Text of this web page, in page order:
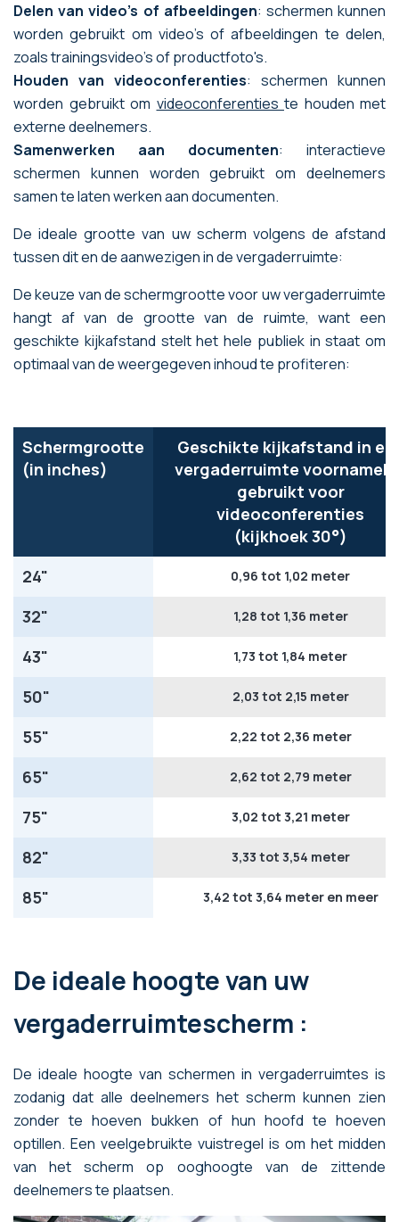
Delen van video's of afbeeldingen: schermen kunnen
worden gebruikt om video's of afbeeldingen te delen,
zoals trainingsvideo's of productfoto's.
Houden van videoconferenties: schermen kunnen
worden gebruikt om videoconferenties te houden met
externe deelnemers.
Samenwerken aan documenten: interactieve
schermen kunnen worden gebruikt om deelnemers
samen te laten werken aan documenten.
De ideale grootte van uw scherm volgens de afstand
tussen dit en de aanwezigen in de vergaderruimte:
De keuze van de schermgrootte voor uw vergaderruimte
hangt af van de grootte van de ruimte, want een
geschikte kijkafstand stelt het hele publiek in staat om
optimaal van de weergegeven inhoud te profiteren:
Schermgrootte
(in inches)
Geschikte kijkafstand in
vergaderruimte
gebruikt voor
videoconferenties
(kijkhoek 30°)
24"
0,96 tot 1,02 meter
32" 1,28 tot 1,36 meter
43" 1,73 tot 1,84 meter
50" 2,03 tot 2,15 meter
55" 2,22 tot 2,36 meter
65" 2,62 tot 2,79 meter
75" 3,02 tot 3,21 meter
82" 3,33 tot 3,54 meter
85" 3,42 tot 3,64 meter en meer
De ideale hoogte van uw
vergaderruimtescherm :
De ideale hoogte van schermen in vergaderruimtes is
zodanig dat alle deelnemers het scherm kunnen zien
zonder te hoeven bukken of hun hoofd te hoeven
optillen. Een veelgebruikte vuistregel is om het midden
van het scherm op ooghoogte van de zittende
deelnemers te plaatsen.